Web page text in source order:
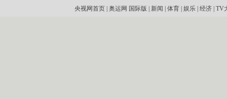
央视网首页| 奥运网 国际版 新闻 体育| 娱乐| 经济| TV